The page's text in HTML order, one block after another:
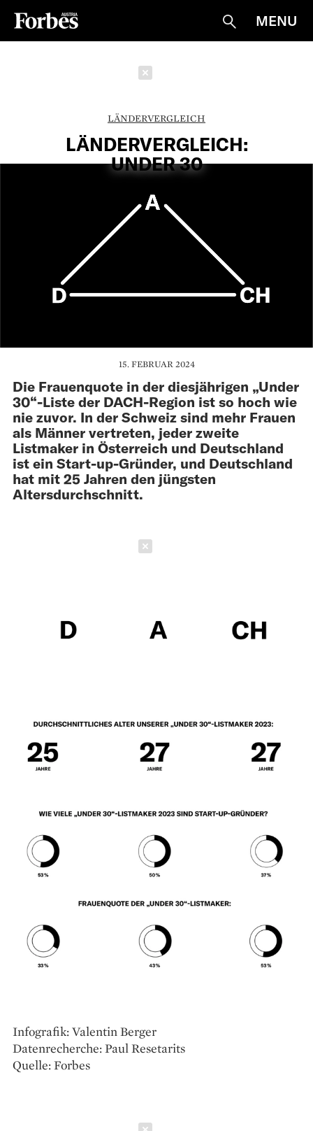
Suche
MENU
LÄNDERVERGLEICH
LÄNDERVERGLEICH:
UNDER 30
15. FEBRUAR 2024
Die Frauenquote in der diesjährigen „Under
30“-Liste der DACH-Region ist so hoch wie
nie zuvor. In der Schweiz sind mehr Frauen
als Männer vertreten, jeder zweite
Listmaker in Österreich und Deutschland
ist ein Start-up-Gründer, und Deutschland
hat mit 25 Jahren den jüngsten
Altersdurchschnitt.
Infografik: Valentin Berger
Datenrecherche: Paul Resetarits
Quelle: Forbes